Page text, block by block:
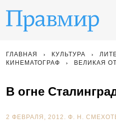
ГЛАВНАЯ КУЛЬТУРА
КИНЕМАТОГРАФ
ВЕЛИКАЯ
В огне
2 ФЕВРАЛЯ, 2012. Ф. Н.